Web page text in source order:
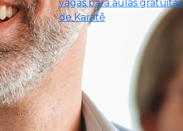
vagas para aulas gratuitas
de Karatê